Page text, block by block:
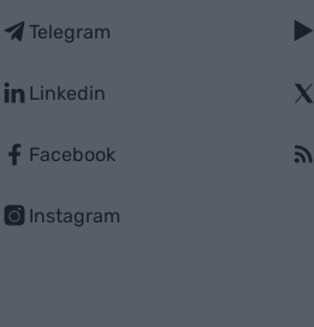
Telegram
Linkedin
Facebook
Instagram